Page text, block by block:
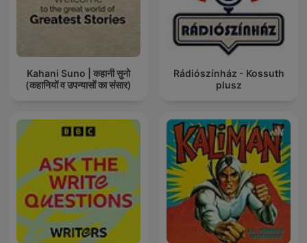
Kahani Suno | कहानी सुनो
(कहानियों व उपन्यासों का संसार)
Rádiószínház - Kossuth
plusz